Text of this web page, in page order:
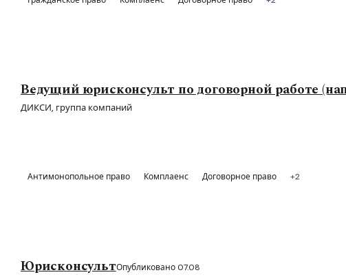
Ведущий юрисконсульт по договорной работе
ДИКСИ, группа компаний
Антимонопольное право Комплаенс Договорное право +2
ЮрисконсультОпубликовано 07.08